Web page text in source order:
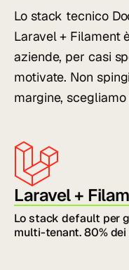
Lo stack tecnico
Laravel + Filament
aziende, per casi
motivate. Non
margine,
Laravel +
Lo stack default per
multi-tenant. 80% dei